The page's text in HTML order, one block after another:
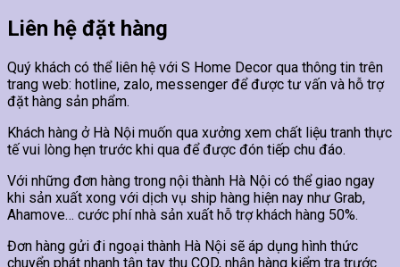
Liên hệ đặt hàng
Quý khách có thể liên hệ với S Home Decor qua thông tin trên
trang web: hotline, zalo, messenger để được tư vấn và hỗ trợ
đặt hàng sản phẩm.
Khách hàng ở Hà Nội muốn qua xưởng xem chất liệu tranh thực
tế vui lòng hẹn trước khi qua để được đón tiếp chu đáo.
Với những đơn hàng trong nội thành Hà Nội có thể giao ngay
khi sản xuất xong với dịch vụ ship hàng hiện nay như Grab,
Ahamove… cước phí nhà sản xuất hỗ trợ khách hàng 50%.
Đơn hàng gửi đi ngoại thành Hà Nội sẽ áp dụng hình thức
chuyển phát nhanh tận tay thu COD, nhận hàng kiểm tra trước